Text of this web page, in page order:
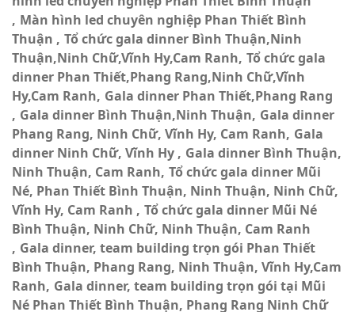
Màn hình led chuyên nghiệp Phan Thiết Bình
Thuận
Tổ chức gala dinner Bình Thuận,Ninh
Thuận,Ninh Chữ,Vĩnh Hy,Cam Ranh Tổ chức gala
dinner Phan Thiết,Phang Rang,Ninh Chữ,Vĩnh
Hy,Cam Ranh Gala dinner Phan Thiết,Phang Rang
Gala dinner Bình Thuận,Ninh Thuận Gala dinner
Phang Rang, Ninh Chữ, Vĩnh Hy, Cam Ranh Gala
dinner Ninh Chữ, Vĩnh Hy
Gala dinner Bình Thuận,
Ninh Thuận, Cam Ranh Tổ chức gala dinner Mũi
Né, Phan Thiết Bình Thuận, Ninh Thuận, Ninh Chữ,
Vĩnh Hy, Cam Ranh
Tổ chức gala dinner Mũi Né
Bình Thuận, Ninh Chữ, Ninh Thuận, Cam Ranh
Gala dinner, team building trọn gói Phan Thiết
Bình Thuận, Phang Rang, Ninh Thuận, Vĩnh Hy,Cam
Ranh Gala dinner, team building trọn gói tại Mũi
Né Phan Thiết Bình Thuận, Phang Rang Ninh Chữ